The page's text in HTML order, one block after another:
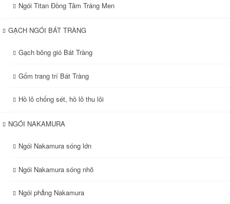
Ngói Titan Đồng Tâm Tráng Men
GẠCH NGÓI BÁT TRÀNG
Gạch bông gió Bát Tràng
Gốm trang trí Bát Tràng
Hồ lô chống sét, hồ lô thu lôi
NGÓI NAKAMURA
Ngói Nakamura sóng lớn
Ngói Nakamura sóng nhỏ
Ngói phẳng Nakamura